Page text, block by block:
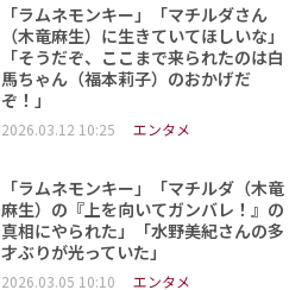
「ラムネモンキー」「マチルダさん
（木竜麻生）に生きていてほしいな」
「そうだぞ、ここまで来られたのは白
馬ちゃん（福本莉子）のおかげだ
ぞ！」
2026.03.12 10:25 エンタメ
「ラムネモンキー」「マチルダ（木竜
麻生）の『上を向いてガンバレ！』の
真相にやられた」「水野美紀さんの多
才ぶりが光っていた」
2026.03.05 10:10 エンタメ